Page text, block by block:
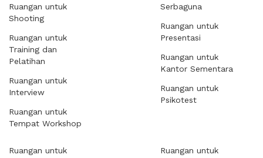
Ruangan untuk
Shooting
Ruangan untuk
Training dan
Pelatihan
Ruangan untuk
Interview
Ruangan untuk
Tempat Workshop
Serbaguna
Ruangan untuk
Presentasi
Ruangan untuk
Kantor Sementara
Ruangan untuk
Psikotest
Ruangan untuk
Ruangan untuk